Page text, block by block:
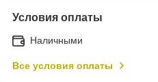
Условия оплаты
Наличными
Все условия оплаты